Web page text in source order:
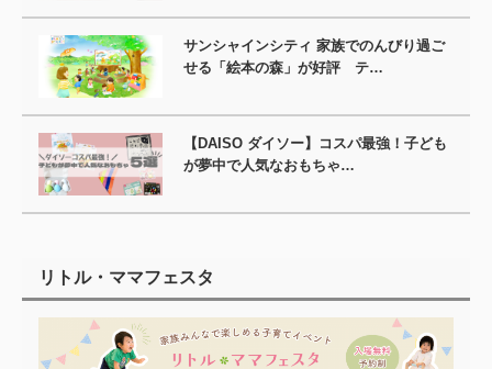
サンシャインシティ 家族でのんびり過ご
せる「絵本の森」が好評 テ…
【DAISO ダイソー】コスパ最強！子ども
が夢中で人気なおもちゃ…
リトル・ママフェスタ